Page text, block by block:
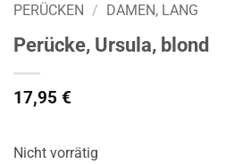
PERÜCKEN / DAMEN, LANG
Perücke, Ursula, blond
17,95 €
Nicht vorrätig